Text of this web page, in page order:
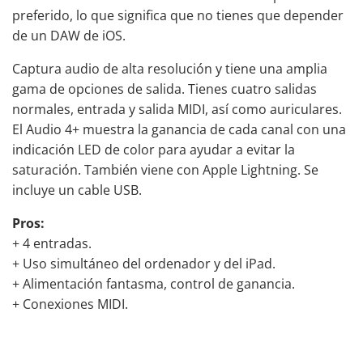
preferido, lo que significa que no tienes que depender
de un DAW de iOS.
Captura audio de alta resolución y tiene una amplia
gama de opciones de salida. Tienes cuatro salidas
normales, entrada y salida MIDI, así como auriculares.
El Audio 4+ muestra la ganancia de cada canal con una
indicación LED de color para ayudar a evitar la
saturación. También viene con Apple Lightning. Se
incluye un cable USB.
Pros:
+ 4 entradas.
+ Uso simultáneo del ordenador y del iPad.
+ Alimentación fantasma, control de ganancia.
+ Conexiones MIDI.